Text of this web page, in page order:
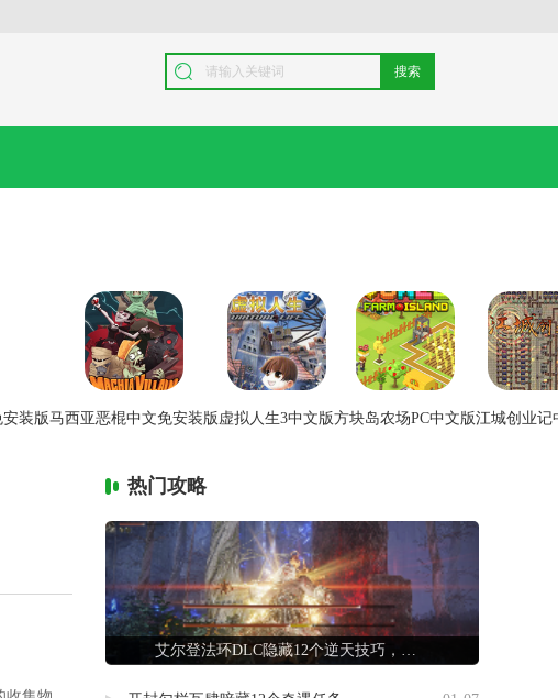
搜索
装版马西亚恶棍中文免安装版 虚拟人生3中文版方块岛农场PC中文版江城创业记
热门攻略
艾尔登法环DLC隐藏12个逆天技巧，第7条让联机队友惊掉下巴